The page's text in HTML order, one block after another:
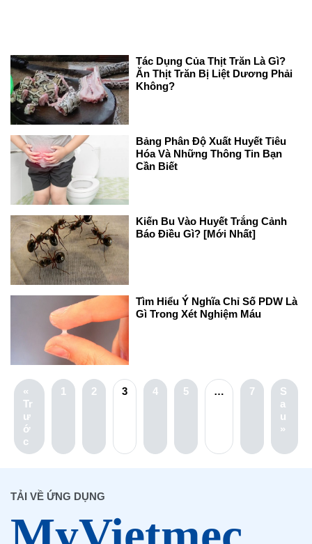
Tác Dụng Của Thịt Trăn Là Gì?
Ăn Thịt Trăn Bị Liệt Dương Phải
Không?
Bảng Phân Độ Xuất Huyết Tiêu
Hóa Và Những Thông Tin Bạn
Cần Biết
Kiến Bu Vào Huyết Trắng Cảnh
Báo Điều Gì? [Mới Nhất]
Tìm Hiểu Ý Nghĩa Chỉ Số PDW Là
Gì Trong Xét Nghiệm Máu
«
Tr
ư
ớ
c
1 2 3 4 5 … 7
S
a
u
»
TẢI VỀ ỨNG DỤNG